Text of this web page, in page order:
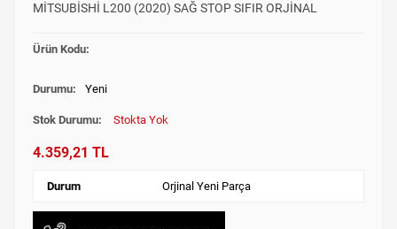
MİTSUBİSHİ L200 (2020) SAĞ STOP SIFIR ORJİNAL
Ürün Kodu:
Durumu: Yeni
Stok Durumu: Stokta Yok
4.359,21 TL
Durum Orjinal Yeni Parça